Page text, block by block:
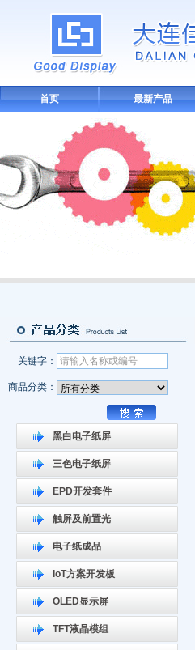
首页 最新产品
关键字：
商品分类：
黑白电子纸屏
三色电子纸屏
EPD开发套件
触屏及前置光
电子纸成品
IoT方案开发板
OLED显示屏
TFT液晶模组